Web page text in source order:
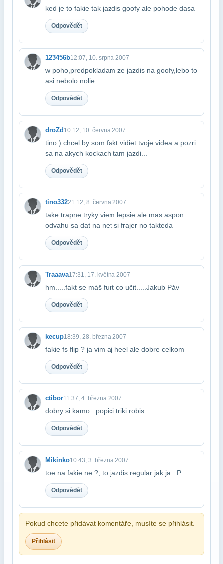
ked je to fakie tak jazdis goofy ale pohode dasa
Odpovědět
123456b12:07, 10. srpna 2007
w poho,predpokladam ze jazdis na goofy,lebo to
asi nebolo nolie
Odpovědět
droZd10:12, 10. června 2007
tino:) chcel by som fakt vidiet tvoje videa a pozri
sa na akych kockach tam jazdi...
Odpovědět
tino33221:12, 8. června 2007
take trapne tryky viem lepsie ale mas aspon
odvahu sa dat na net si frajer no tak​teda
Odpovědět
Traaava17:31, 17. května 2007
hm.....fakt se máš furt co učit.....Jakub Páv
Odpovědět
kecup18:39, 28. března 2007
fakie fs flip ? ja vim aj heel ale dobre celkom
Odpovědět
ctibor11:37, 4. března 2007
dobry si kamo...popici triki robis...
Odpovědět
Mikinko10:43, 3. března 2007
toe na fakie ne ?, to jazdis regular jak ja. :P
Odpovědět
Pokud chcete přidávat komentáře, musíte se přihlásit.
Přihlásit